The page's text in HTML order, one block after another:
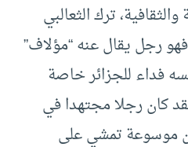
ترك الثعالبي
فهو رجل يقال عنه “مؤلاف”
فداء للجزائر خاصة
كان رجلا مجتهدا في
موسوعة تمشي على